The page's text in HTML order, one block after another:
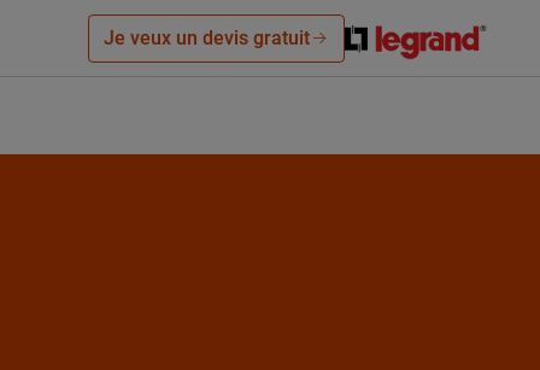
Je veux un devis gratuit